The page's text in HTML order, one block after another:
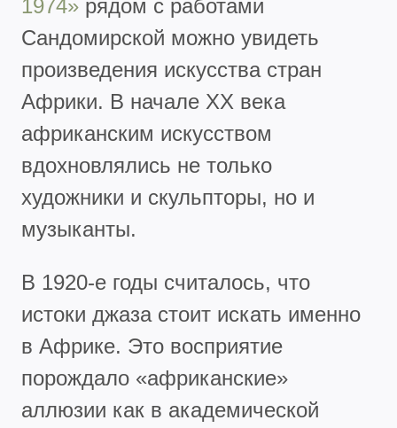
1974» рядом с работами
Сандомирской можно увидеть
произведения искусства стран
Африки. В начале XX века
африканским искусством
вдохновлялись не только
художники и скульпторы, но и
музыканты.
В 1920-е годы считалось, что
истоки джаза стоит искать именно
в Африке. Это восприятие
порождало «африканские»
аллюзии как в академической